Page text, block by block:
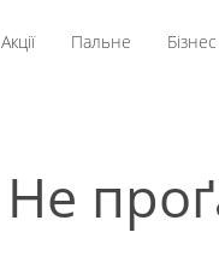
Акції Пальне Бізнес
Не